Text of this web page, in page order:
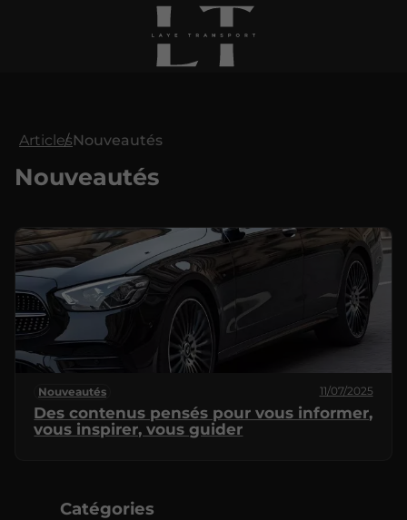
Catégories
ArticlesNouveautés
Nouveautés
Nouveautés 11/07/2025
Des contenus pensés pour vous informer,
vous inspirer, vous guider